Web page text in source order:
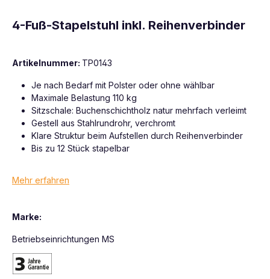
4-Fuß-Stapelstuhl inkl. Reihenverbinder
Artikelnummer: TP0143
Je nach Bedarf mit Polster oder ohne wählbar
Maximale Belastung 110 kg
Sitzschale: Buchenschichtholz natur mehrfach verleimt
Gestell aus Stahlrundrohr, verchromt
Klare Struktur beim Aufstellen durch Reihenverbinder
Bis zu 12 Stück stapelbar
Mehr erfahren
Marke:
Betriebseinrichtungen MS